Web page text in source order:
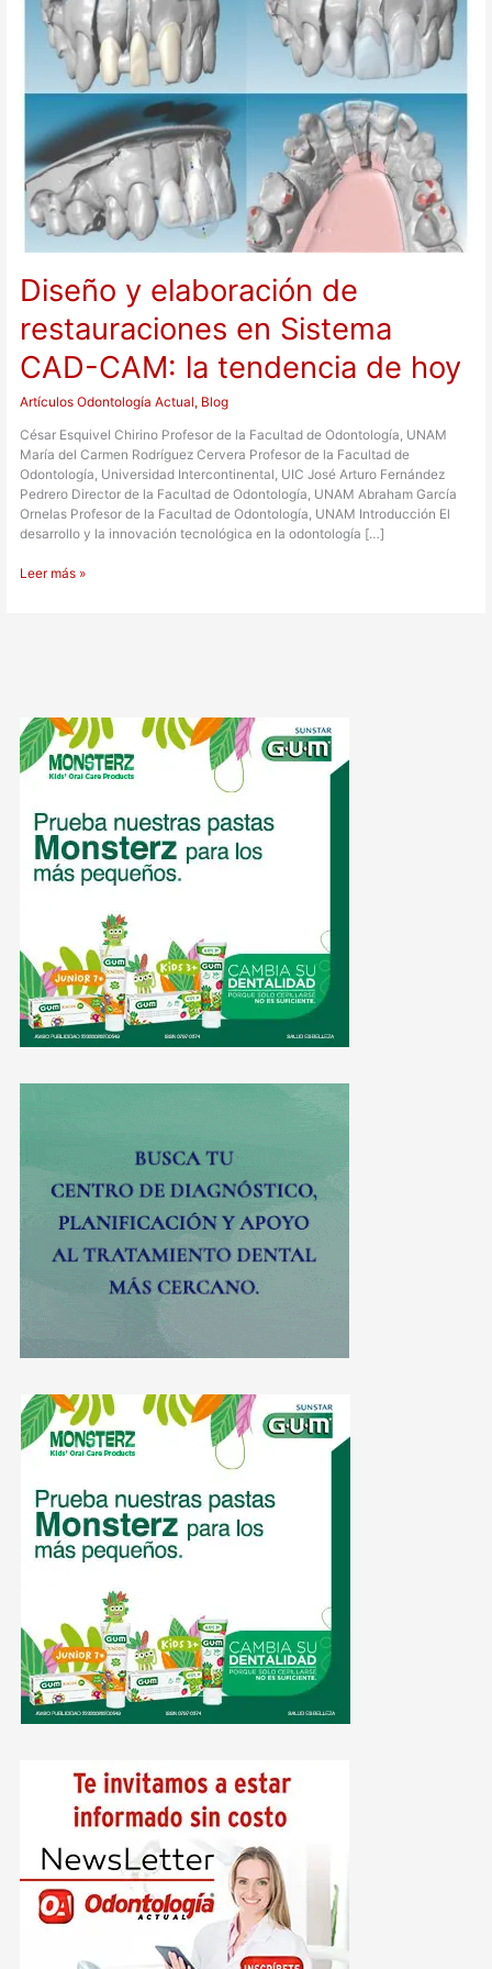
Diseño y elaboración de
restauraciones en Sistema
CAD-CAM: la tendencia de hoy
Artículos Odontología Actual, Blog
César Esquivel Chirino Profesor de la Facultad de Odontología, UNAM
María del Carmen Rodríguez Cervera Profesor de la Facultad de
Odontología, Universidad Intercontinental, UIC José Arturo Fernández
Pedrero Director de la Facultad de Odontología, UNAM Abraham García
Ornelas Profesor de la Facultad de Odontología, UNAM Introducción El
desarrollo y la innovación tecnológica en la odontología […]
restauraciones
Sistema
CAM:
tendencia
hoy
Leer más »